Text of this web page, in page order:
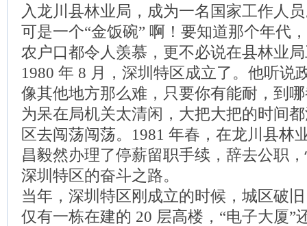
入龙川县林业局，成为一名国家工作人
可是一个“金饭碗” 啊！要知道那个年代
农户口都令人羡慕，更不必说在县林业
1980 年 8 月，深圳特区成立了。他听说
像其他地方那么难，只要你有能耐，到
为呆在局机关太清闲，大把大把的时间
区去闯荡闯荡。1981 年春，在龙川县林
昌毅然办理了停薪留职手续，辞去公职
深圳特区的奋斗之路。
当年，深圳特区刚成立的时候，城区破
仅有一栋在建的 20 层高楼，“电子大厦”